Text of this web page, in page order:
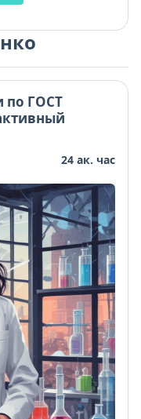
по ГОСТ
24 ак. час